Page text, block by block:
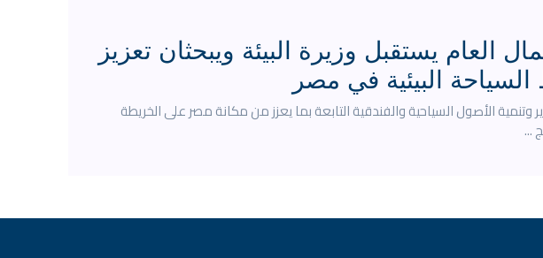
العام يستقبل وزيرة البيئة ويبحثان تعزيز
السياحة البيئية في مصر
الأصول السياحية والفندقية التابعة بما يعزز من مكانة مصر على الخريطة